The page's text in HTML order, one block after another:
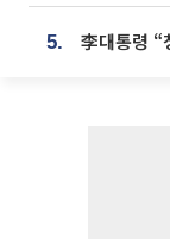
5.